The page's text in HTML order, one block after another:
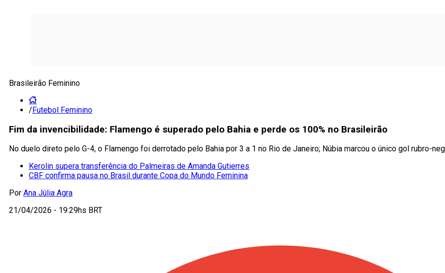
Brasileirão Feminino
/Futebol Feminino
Fim da invencibilidade: Flamengo é superado pelo Bahia e perde os 100% no Brasileirão
No duelo direto pelo G-4, o Flamengo foi derrotado pelo Bahia por 3 a 1 no Rio de Janeiro; Núbia marcou o único gol rubro-
Kerolin supera transferência do Palmeiras de Amanda Gutierres
CBF confirma pausa no Brasil durante Copa do Mundo Feminina
Por Ana Júlia Agra
21/04/2026 - 19:29hs BRT